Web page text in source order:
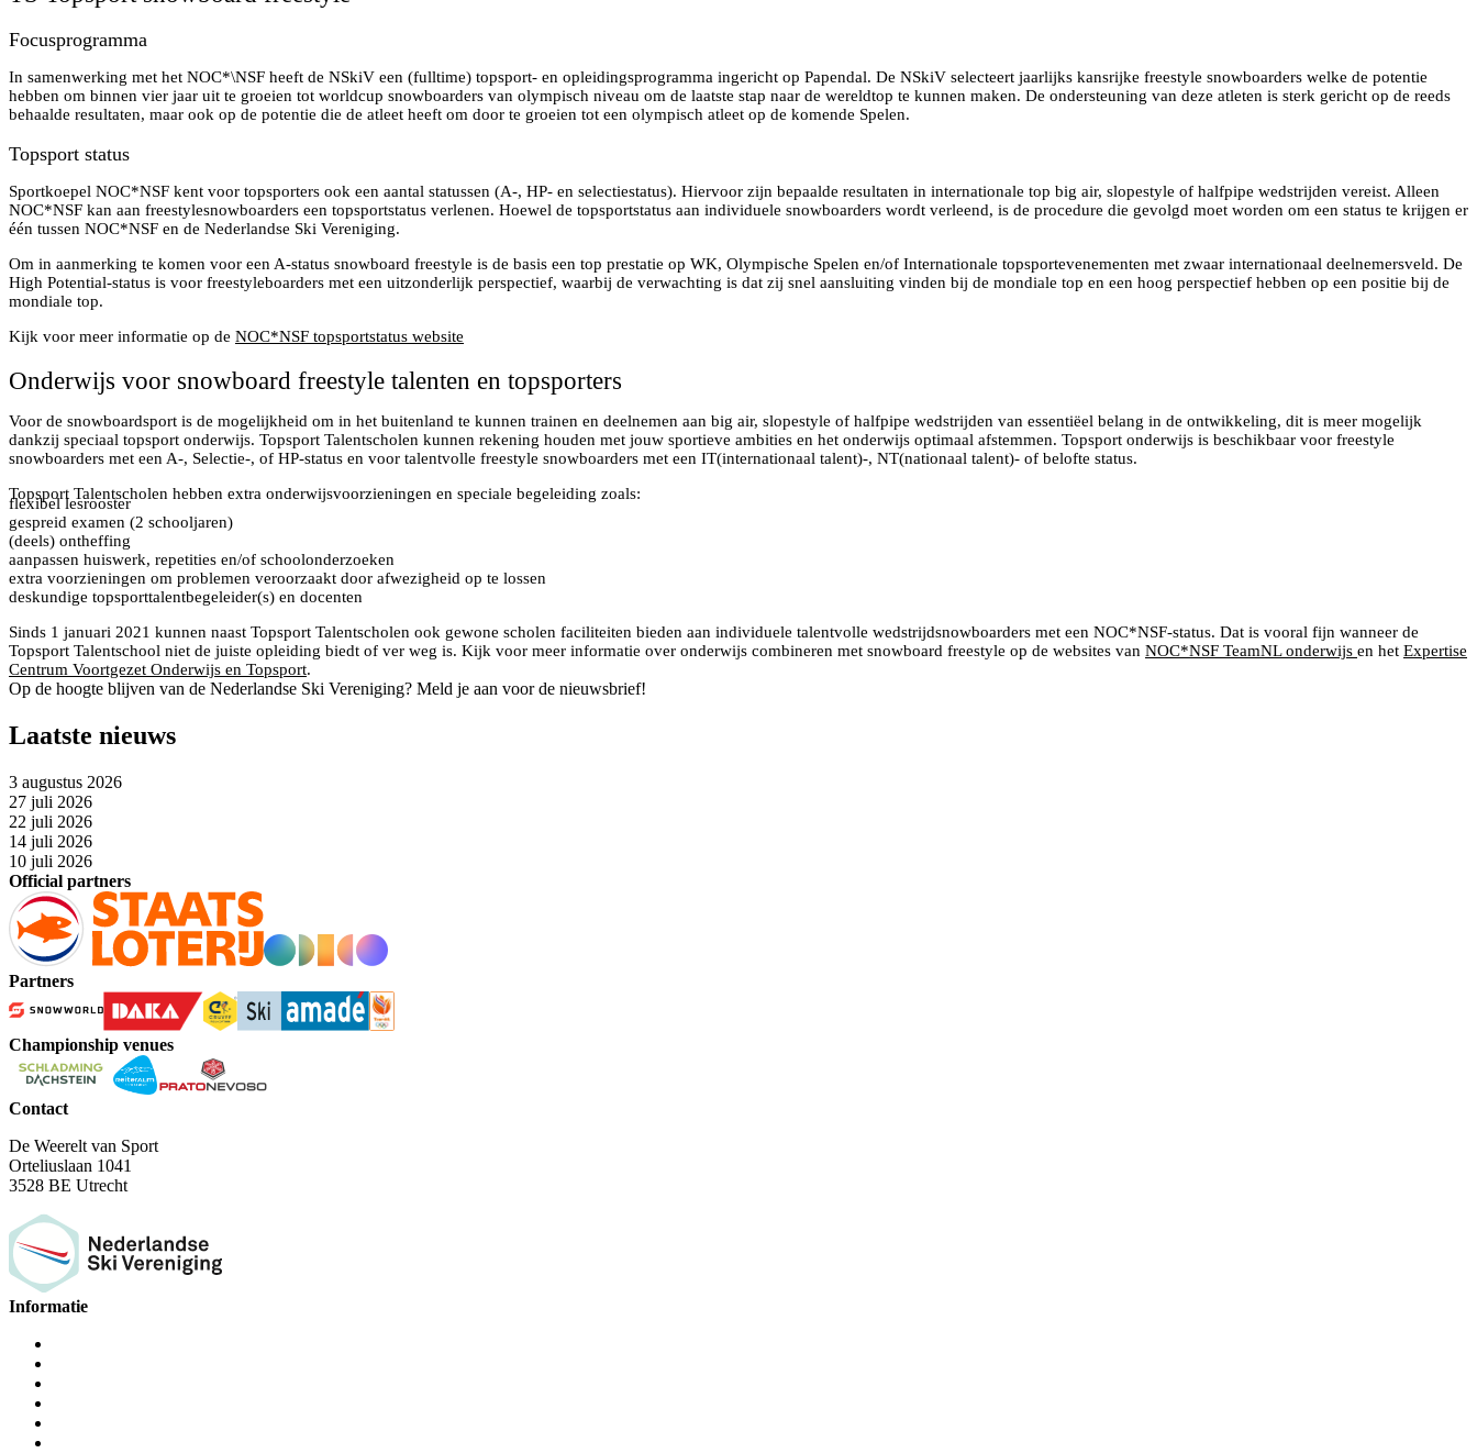
Focusprogramma
In samenwerking met het NOC*\NSF heeft de NSkiV een (fulltime) topsport- en opleidingsprogramma ingericht op Papendal. De NSkiV selecteert jaarlijks kansrijke freestyle snowboarders welke de potentie
hebben om binnen vier jaar uit te groeien tot worldcup snowboarders van olympisch niveau om de laatste stap naar de wereldtop te kunnen maken. De ondersteuning van deze atleten is sterk gericht op de reeds
behaalde resultaten, maar ook op de potentie die de atleet heeft om door te groeien tot een olympisch atleet op de komende Spelen.
Topsport status
Sportkoepel NOC*NSF kent voor topsporters ook een aantal statussen (A-, HP- en selectiestatus). Hiervoor zijn bepaalde resultaten in internationale top big air, slopestyle of halfpipe wedstrijden vereist. Alleen
NOC*NSF kan aan freestylesnowboarders een topsportstatus verlenen. Hoewel de topsportstatus aan individuele snowboarders wordt verleend, is de procedure die gevolgd moet worden om een status te krijgen er
één tussen NOC*NSF en de Nederlandse Ski Vereniging.
Om in aanmerking te komen voor een A-status snowboard freestyle is de basis een top prestatie op WK, Olympische Spelen en/of Internationale topsportevenementen met zwaar internationaal deelnemersveld. De
High Potential-status is voor freestyleboarders met een uitzonderlijk perspectief, waarbij de verwachting is dat zij snel aansluiting vinden bij de mondiale top en een hoog perspectief hebben op een positie bij de
mondiale top.
Kijk voor meer informatie op de NOC*NSF topsportstatus website
Onderwijs voor snowboard freestyle talenten en topsporters
Voor de snowboardsport is de mogelijkheid om in het buitenland te kunnen trainen en deelnemen aan big air, slopestyle of halfpipe wedstrijden van essentiëel belang in de ontwikkeling, dit is meer mogelijk
dankzij speciaal topsport onderwijs. Topsport Talentscholen kunnen rekening houden met jouw sportieve ambities en het onderwijs optimaal afstemmen. Topsport onderwijs is beschikbaar voor freestyle
snowboarders met een A-, Selectie-, of HP-status en voor talentvolle freestyle snowboarders met een IT(internationaal talent)-, NT(nationaal talent)- of belofte status.
Topsport Talentscholen hebben extra onderwijsvoorzieningen en speciale begeleiding zoals:
flexibel lesrooster
gespreid examen (2 schooljaren)
(deels) ontheffing
aanpassen huiswerk, repetities en/of schoolonderzoeken
extra voorzieningen om problemen veroorzaakt door afwezigheid op te lossen
deskundige topsporttalentbegeleider(s) en docenten
Sinds 1 januari 2021 kunnen naast Topsport Talentscholen ook gewone scholen faciliteiten bieden aan individuele talentvolle wedstrijdsnowboarders met een NOC*NSF-status. Dat is vooral fijn wanneer de
Topsport Talentschool niet de juiste opleiding biedt of ver weg is. Kijk voor meer informatie over onderwijs combineren met snowboard freestyle op de websites van NOC*NSF TeamNL onderwijs en het Expertise
Centrum Voortgezet Onderwijs en Topsport.
Op de hoogte blijven van de Nederlandse Ski Vereniging? Meld je aan voor de nieuwsbrief!
Laatste nieuws
3 augustus 2026
27 juli 2026
22 juli 2026
14 juli 2026
10 juli 2026
Official partners
Partners
Championship venues
Contact
De Weerelt van Sport
Orteliuslaan 1041
3528 BE Utrecht
Informatie